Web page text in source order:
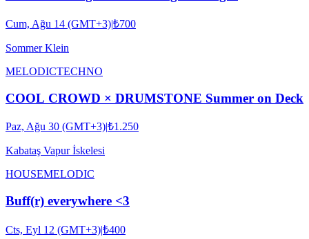
Cum, Ağu 14 (GMT+3)|₺700
Sommer Klein
MELODICTECHNO
COOL CROWD × DRUMSTONE Summer on Deck
Paz, Ağu 30 (GMT+3)|₺1.250
Kabataş Vapur İskelesi
HOUSEMELODIC
Buff(r) everywhere <3
Cts, Eyl 12 (GMT+3)|₺400